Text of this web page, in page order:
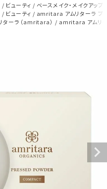
ビューティ
ベースメイク・メイクアップ
ビューティ
amritara アムリターラ プ
ターラ（amritara） amritara アムリタ